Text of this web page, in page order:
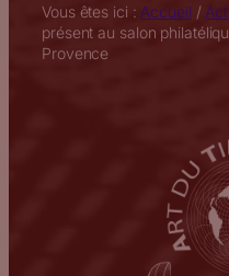
Vous êtes ici : Accueil /
présent au salon
Provence